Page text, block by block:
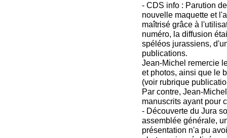
- CDS info : Parution
nouvelle maquette et
maîtrisé grâce à
numéro, la diffusion
spéléos jurassiens,
publications.
Jean-Michel remercie
et photos, ainsi que le
(voir rubrique
Par contre, Jean-
manuscrits ayant pour
- Découverte du Jura
assemblée générale,
présentation n'a pu